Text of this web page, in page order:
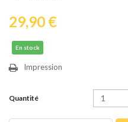
29,90 €
En stock
Impression
Quantité